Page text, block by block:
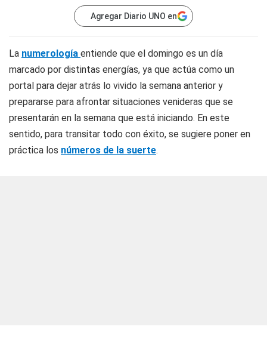
Agregar Diario UNO en
La numerología entiende que el domingo es un día
marcado por distintas energías, ya que actúa como un
portal para dejar atrás lo vivido la semana anterior y
prepararse para afrontar situaciones venideras que se
presentarán en la semana que está iniciando. En este
sentido, para transitar todo con éxito, se sugiere poner en
práctica los números de la suerte.